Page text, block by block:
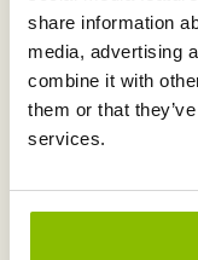
share information
media, advertising
combine it with
them or that
services.
Afbeelding